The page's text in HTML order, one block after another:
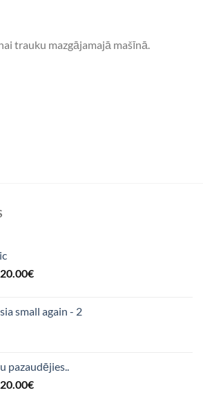
trauku mazgājamajā mašīnā.
20.00€
small again - 2
pazaudējies..
20.00€